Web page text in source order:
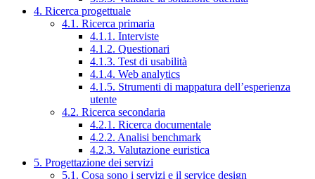
4. Ricerca progettuale
4.1. Ricerca primaria
4.1.1. Interviste
4.1.2. Questionari
4.1.3. Test di usabilità
4.1.4. Web analytics
4.1.5. Strumenti di mappatura dell’esperienza
utente
4.2. Ricerca secondaria
4.2.1. Ricerca documentale
4.2.2. Analisi benchmark
4.2.3. Valutazione euristica
5. Progettazione dei servizi
5.1. Cosa sono i servizi e il service design